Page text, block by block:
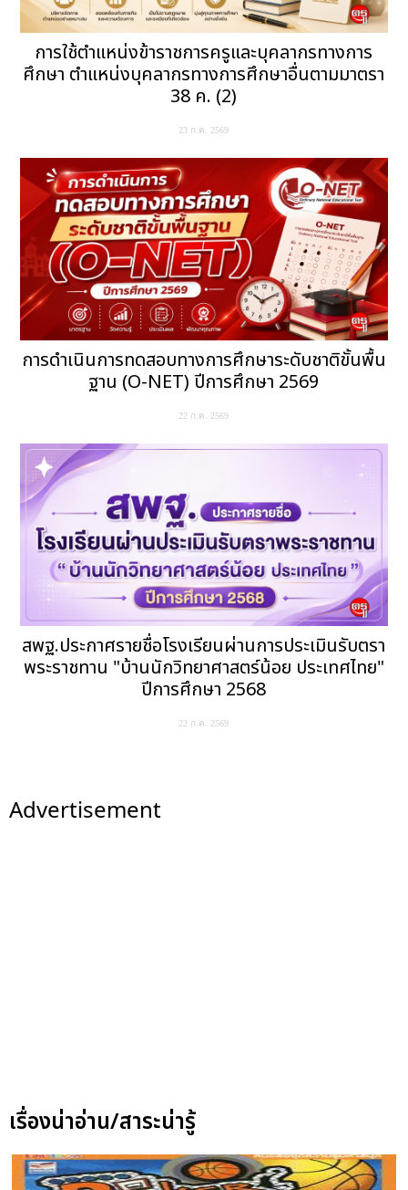
การใช้ตำแหน่งข้าราชการครูและบุคลากรทางการ
ศึกษา ตำแหน่งบุคลากรทางการศึกษาอื่นตามมาตรา
38 ค. (2)
23 ก.ค. 2569
การดำเนินการทดสอบทางการศึกษาระดับชาติขั้นพื้น
ฐาน (O-NET) ปีการศึกษา 2569
22 ก.ค. 2569
สพฐ.ประกาศรายชื่อโรงเรียนผ่านการประเมินรับตรา
พระราชทาน "บ้านนักวิทยาศาสตร์น้อย ประเทศไทย"
ปีการศึกษา 2568
22 ก.ค. 2569
Advertisement
เรื่องน่าอ่าน/สาระน่ารู้